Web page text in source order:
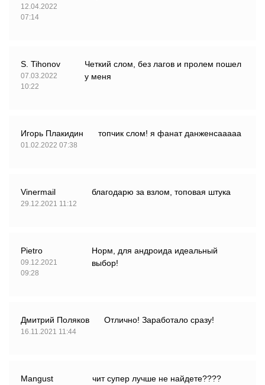
12.04.2022
07:14
S. Tihonov
07.03.2022
10:22
Четкий слом, без лагов и пролем пошел
у меня
Игорь Плакидин
01.02.2022 07:38
топчик слом! я фанат данженсааааа
Vinermail
29.12.2021 11:12
благодарю за взлом, топовая штука
Pietro
09.12.2021
09:28
Норм, для андроида идеальный
выбор!
Дмитрий Поляков
16.11.2021 11:44
Отлично! Заработало сразу!
Mangust чит супер лучше не найдете????